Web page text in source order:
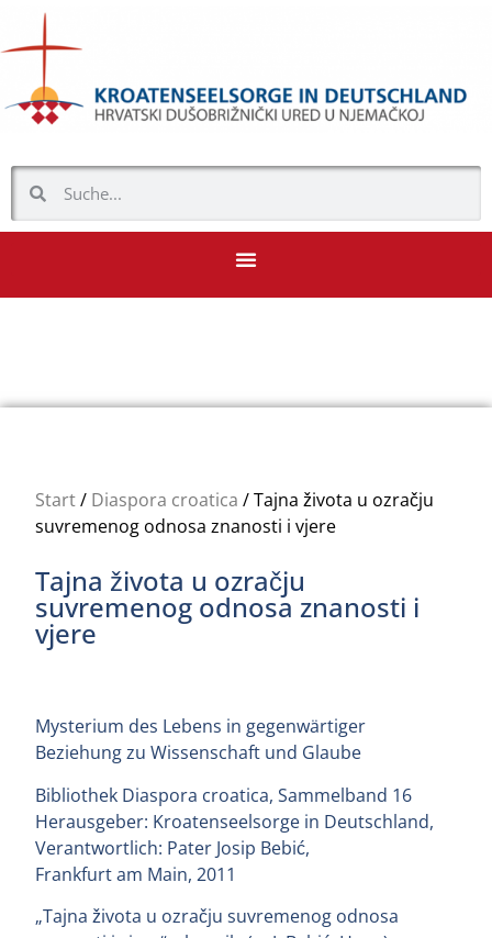
Start/ Diaspora croatica / Tajna života u ozračju
suvremenog odnosa znanosti i vjere
Tajna života u ozračju
suvremenog odnosa znanosti i
vjere
Mysterium des Lebens in gegenwärtiger
Beziehung zu Wissenschaft und Glaube
Bibliothek Diaspora croatica, Sammelband 16
Herausgeber: Kroatenseelsorge in Deutschland,
Verantwortlich: Pater Josip Bebić,
Frankfurt am Main, 2011
„Tajna života u ozračju suvremenog odnosa